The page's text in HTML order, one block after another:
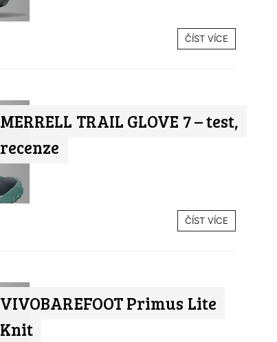
ČÍST VÍCE
MERRELL TRAIL GLOVE 7 – test,
recenze
ČÍST VÍCE
VIVOBAREFOOT Primus Lite
Knit